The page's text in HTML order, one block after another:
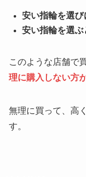
安い指輪を選
安い指輪を選
このような店舗で
理に購入しない方
無理に買って、高
す。